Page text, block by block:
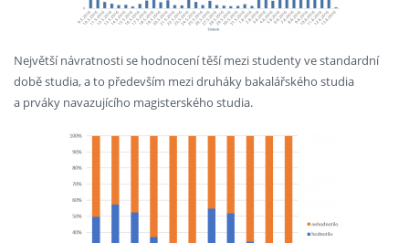
Největší návratnosti se hodnocení těší mezi studenty ve standardní
době studia, a to především mezi druháky bakalářského studia
a prváky navazujícího magisterského studia.